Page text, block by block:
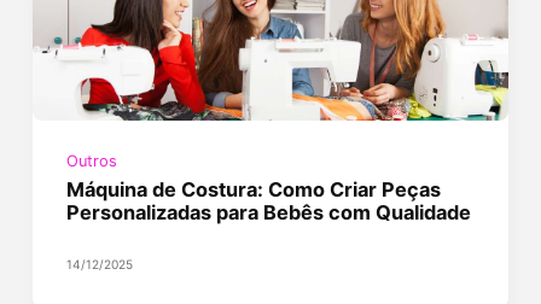
Outros
Máquina de Costura: Como Criar Peças
Personalizadas para Bebês com Qualidade
14/12/2025